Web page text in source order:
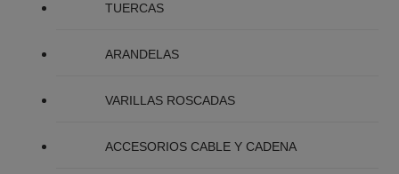
TUERCAS
ARANDELAS
VARILLAS ROSCADAS
ACCESORIOS CABLE Y CADENA